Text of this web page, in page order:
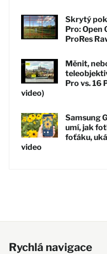
Skrytý
Pro: Open
ProRes
Měnit,
Pro vs. 16
video)
Samsung
umí, jak
foťáku,
video
Rychlá navigace